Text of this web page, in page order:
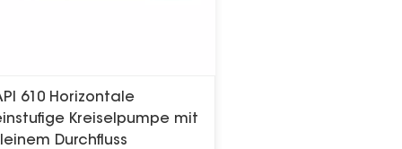
610 Horizontale
Kreiselpumpe mit
Durchfluss